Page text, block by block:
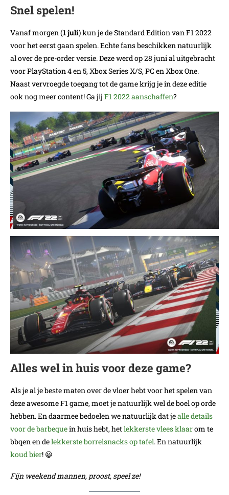
Snel spelen!
Vanaf morgen (1 juli) kun je de Standard Edition van F1 2022
voor het eerst gaan spelen. Echte fans beschikken natuurlijk
al over de pre-order versie. Deze werd op 28 juni al uitgebracht
voor PlayStation 4 en 5, Xbox Series X/S, PC en Xbox One.
Naast vervroegde toegang tot de game krijg je in deze editie
ook nog meer content! Ga jij F1 2022 aanschaffen?
Alles wel in huis voor deze game?
Als je al je beste maten over de vloer hebt voor het spelen van
deze awesome F1 game, moet je natuurlijk wel de boel op orde
hebben. En daarmee bedoelen we natuurlijk dat jealle details
voor de barbequein huis hebt, hetlekkerste vlees klaarom te
bbqen en delekkerste borrelsnacks op tafel. En natuurlijk
koud bier! 😀
Fijn weekend mannen, proost, speel ze!